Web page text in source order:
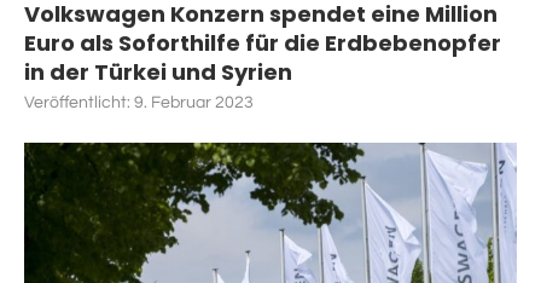
Volkswagen Konzern spendet eine Million
Euro als Soforthilfe für die Erdbebenopfer
in der Türkei und Syrien
Veröffentlicht: 9. Februar 2023